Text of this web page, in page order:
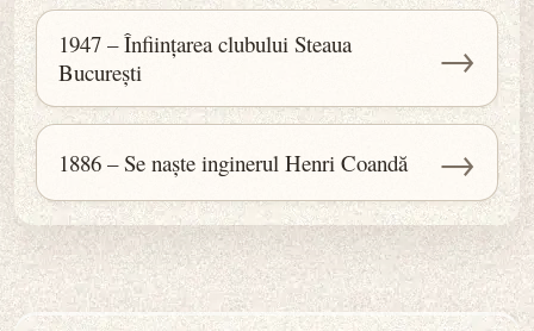
1947 – Înființarea clubului Steaua
București
→
1886 – Se naște inginerul Henri Coandă →